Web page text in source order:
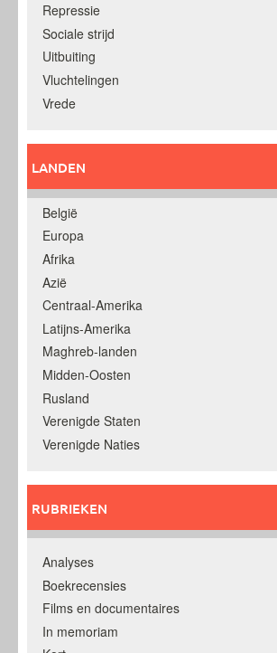
Repressie
Sociale strijd
Uitbuiting
Vluchtelingen
Vrede
LANDEN
België
Europa
Afrika
Azië
Centraal-Amerika
Latijns-Amerika
Maghreb-landen
Midden-Oosten
Rusland
Verenigde Staten
Verenigde Naties
RUBRIEKEN
Analyses
Boekrecensies
Films en documentaires
In memoriam